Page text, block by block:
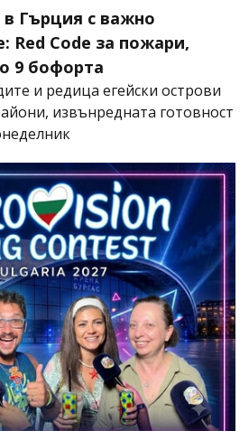
Гърция с важно
Red Code за пожари,
9 бофорта
и редица егейски острови
извънредната готовност